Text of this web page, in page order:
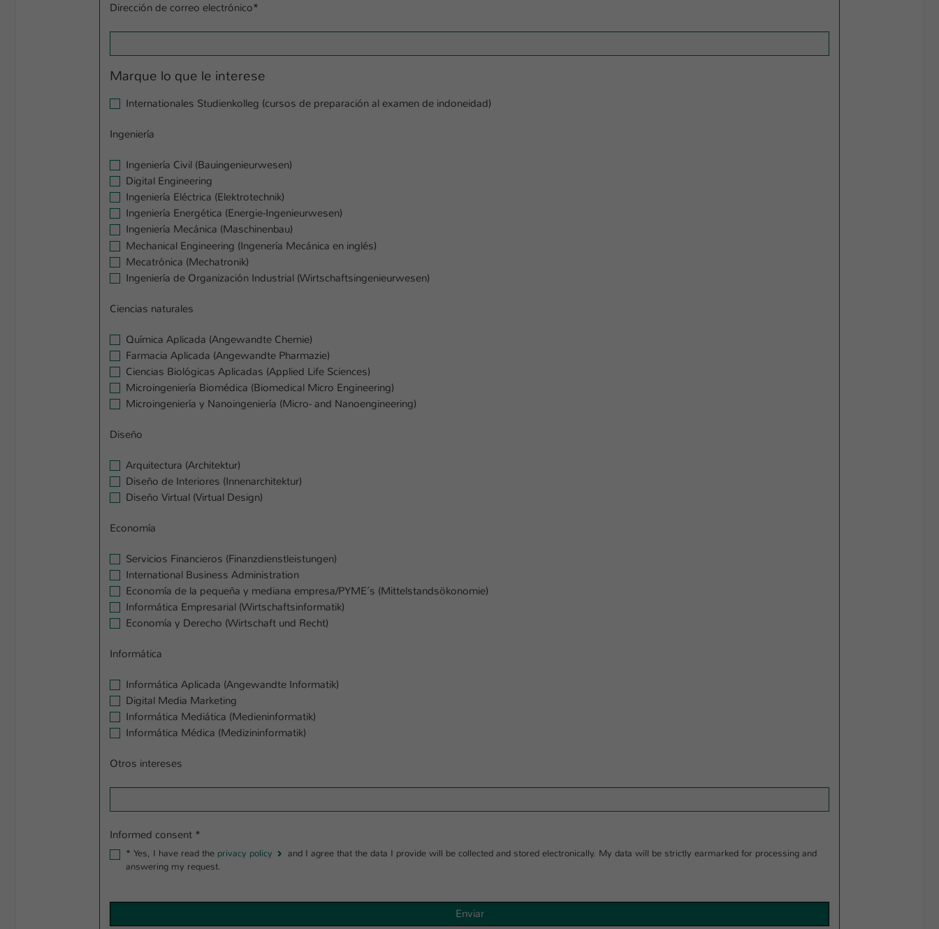
Dirección de correo electrónico*
Marque lo que le interese
Internationales Studienkolleg (cursos de preparación al examen de indoneidad)
Ingeniería
Ingeniería Civil (Bauingenieurwesen)
Digital Engineering
Ingeniería Eléctrica (Elektrotechnik)
Ingeniería Energética (Energie-Ingenieurwesen)
Ingeniería Mecánica (Maschinenbau)
Mechanical Engineering (Ingenería Mecánica en inglés)
Mecatrónica (Mechatronik)
Ingeniería de Organización Industrial (Wirtschaftsingenieurwesen)
Ciencias naturales
Química Aplicada (Angewandte Chemie)
Farmacia Aplicada (Angewandte Pharmazie)
Ciencias Biológicas Aplicadas (Applied Life Sciences)
Microingeniería Biomédica (Biomedical Micro Engineering)
Microingeniería y Nanoingeniería (Micro- and Nanoengineering)
Diseño
Arquitectura (Architektur)
Diseño de Interiores (Innenarchitektur)
Diseño Virtual (Virtual Design)
Economía
Servicios Financieros (Finanzdienstleistungen)
International Business Administration
Economía de la pequeña y mediana empresa/PYME´s (Mittelstandsökonomie)
Informática Empresarial (Wirtschaftsinformatik)
Economía y Derecho (Wirtschaft und Recht)
Informática
Informática Aplicada (Angewandte Informatik)
Digital Media Marketing
Informática Mediática (Medieninformatik)
Informática Médica (Medizininformatik)
Otros intereses
Informed consent *
* Yes, I have read the privacy policy
answering my request.